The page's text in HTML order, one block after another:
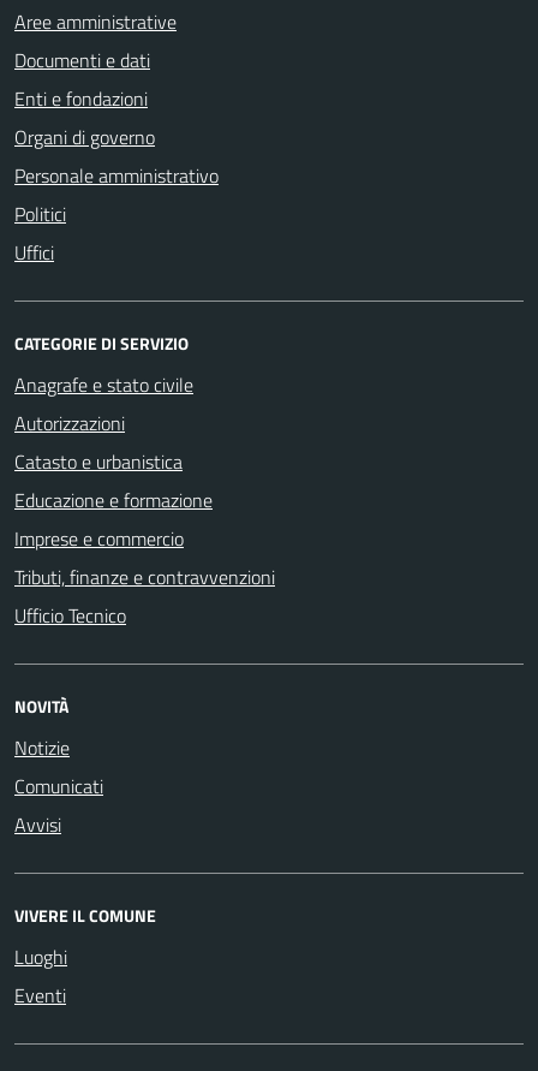
Aree amministrative
Documenti e dati
Enti e fondazioni
Organi di governo
Personale amministrativo
Politici
Uffici
CATEGORIE DI SERVIZIO
Anagrafe e stato civile
Autorizzazioni
Catasto e urbanistica
Educazione e formazione
Imprese e commercio
Tributi, finanze e contravvenzioni
Ufficio Tecnico
NOVITÀ
Notizie
Comunicati
Avvisi
VIVERE IL COMUNE
Luoghi
Eventi